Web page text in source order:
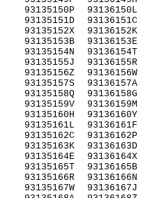
93135150P
93135151D
93135152X
93135153B
93135154N
93135155J
93135156Z
93135157S
93135158Q
93135159V
93135160H
93135161L
93135162C
93135163K
93135164E
93135165T
93135166R
93135167W
93136150L
93136151C
93136152K
93136153E
93136154T
93136155R
93136156W
93136157A
93136158G
93136159M
93136160Y
93136161F
93136162P
93136163D
93136164X
93136165B
93136166N
93136167J